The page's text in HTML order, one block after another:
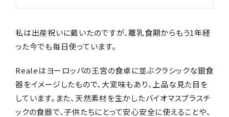
私は出産祝いに戴いたのですが、離乳食期からもう1年経
った今でも毎日使っています。
Realeはヨーロッパの王宮の食卓に並ぶクラシックな銀食
器をイメージしたもので、大変味もあり、上品な見た目を
しています。また、天然素材を生かしたバイオマスプラスチ
ックの食器で、子供たちにとって安心安全に使えることや、